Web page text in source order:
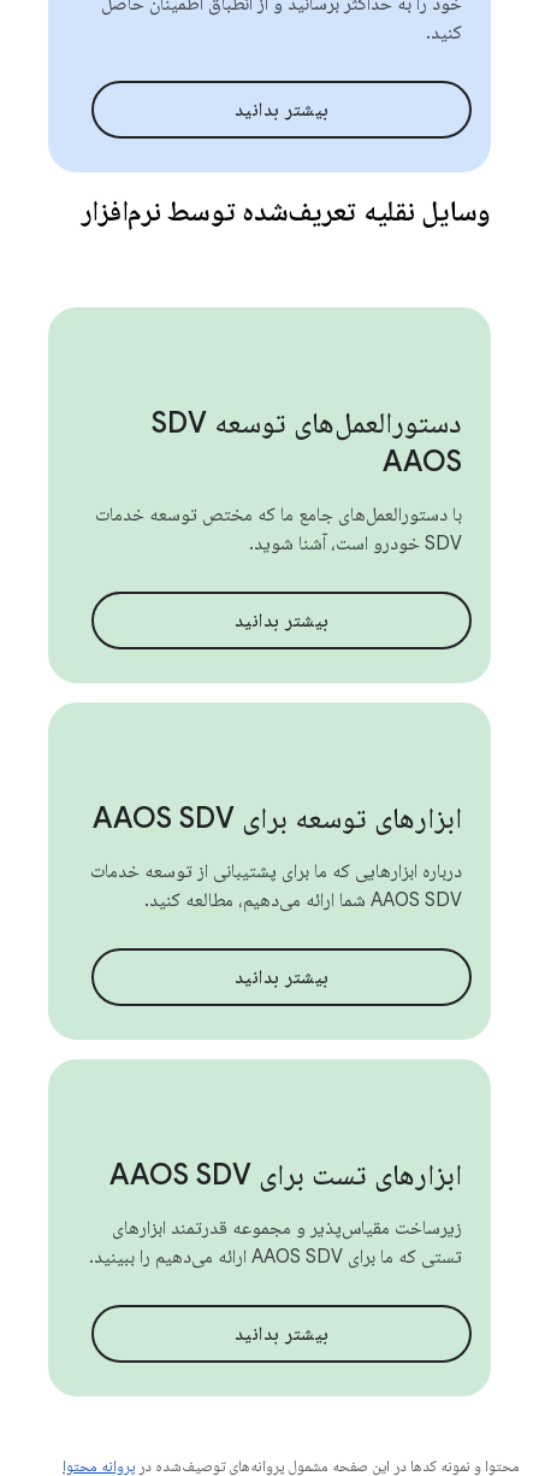
کنید.
بیشتر بدانید
وسایل نقلیه تعریف‌شده توسط نرم‌افزار
دستورالعمل‌های توسعه SDV
AAOS
با دستورالعمل‌های جامع ما که مختص توسعه خدمات
SDV خودرو است، آشنا شوید.
بیشتر بدانید
ابزارهای توسعه برای AAOS SDV
درباره ابزارهایی که ما برای پشتیبانی از توسعه خدمات
AAOS SDV شما ارائه می‌دهیم، مطالعه کنید.
بیشتر بدانید
ابزارهای تست برای AAOS SDV
زیرساخت مقیاس‌پذیر و مجموعه قدرتمند ابزارهای
تستی که ما برای AAOS SDV ارائه می‌دهیم را ببینید.
بیشتر بدانید
محتوا و نمونه کدها در این صفحه مشمول پروانه‌های توصیف‌شده در پروانه محتوا